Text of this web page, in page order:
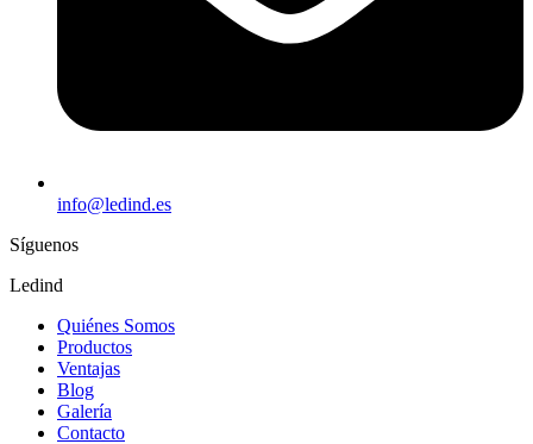
info@ledind.es
Síguenos
Ledind
Quiénes Somos
Productos
Ventajas
Blog
Galería
Contacto